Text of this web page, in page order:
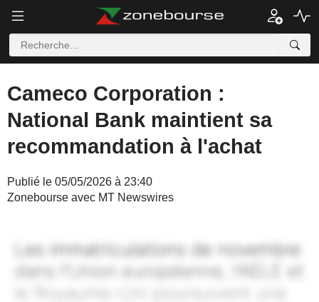
Cameco Corporation :
National Bank maintient sa
recommandation à l'achat
Publié le 05/05/2026 à 23:40
Zonebourse avec MT Newswires